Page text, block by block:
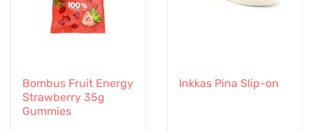
Bombus Fruit Energy
Strawberry 35g
Gummies
Inkkas Pina Slip-on